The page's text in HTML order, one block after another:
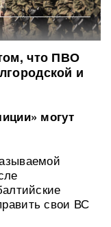
что ПВО
и
могут
свои ВС